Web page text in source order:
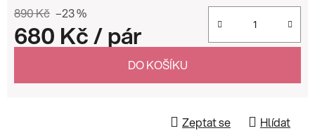
890 Kč –23 %
680 Kč/ pár
DO KOŠÍKU
Zeptat se Hlídat